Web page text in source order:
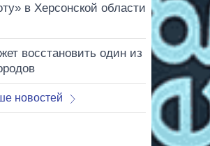
в Херсонской области
восстановить один из
новостей